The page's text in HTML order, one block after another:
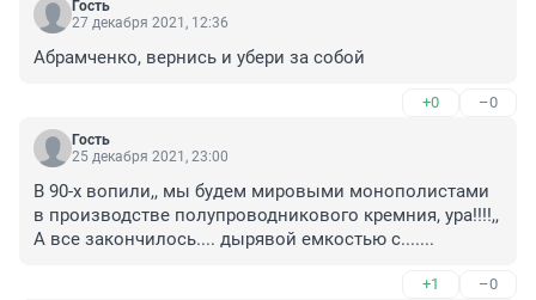
Гость
27 декабря 2021, 12:36
Абрамченко, вернись и убери за собой
+0 –0
Гость
25 декабря 2021, 23:00
В 90-х вопили,, мы будем мировыми монополистами
в производстве полупроводникового кремния, ура!!!!,,
А все закончилось.... дырявой емкостью с.......
+1 –0